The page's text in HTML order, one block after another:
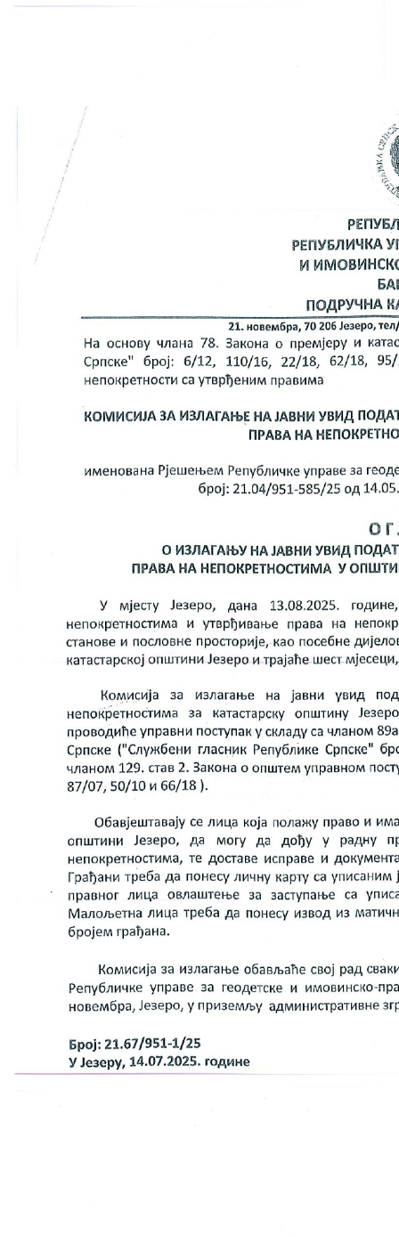
ЦИВИЛНА ЗАШТИТА
КОНТАКТ